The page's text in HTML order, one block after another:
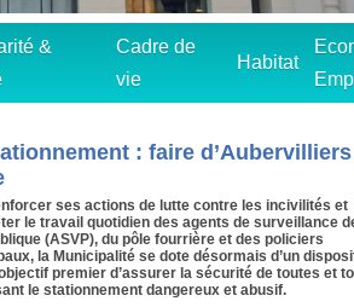
&
Cadre de
vie
Habitat
: faire d’Aubervilliers
ses actions de lutte contre les incivilités et
le travail quotidien des agents de surveillance
(ASVP), du pôle fourrière et des policiers
la Municipalité se dote désormais d’un
premier d’assurer la sécurité de toutes et
le stationnement dangereux et abusif.